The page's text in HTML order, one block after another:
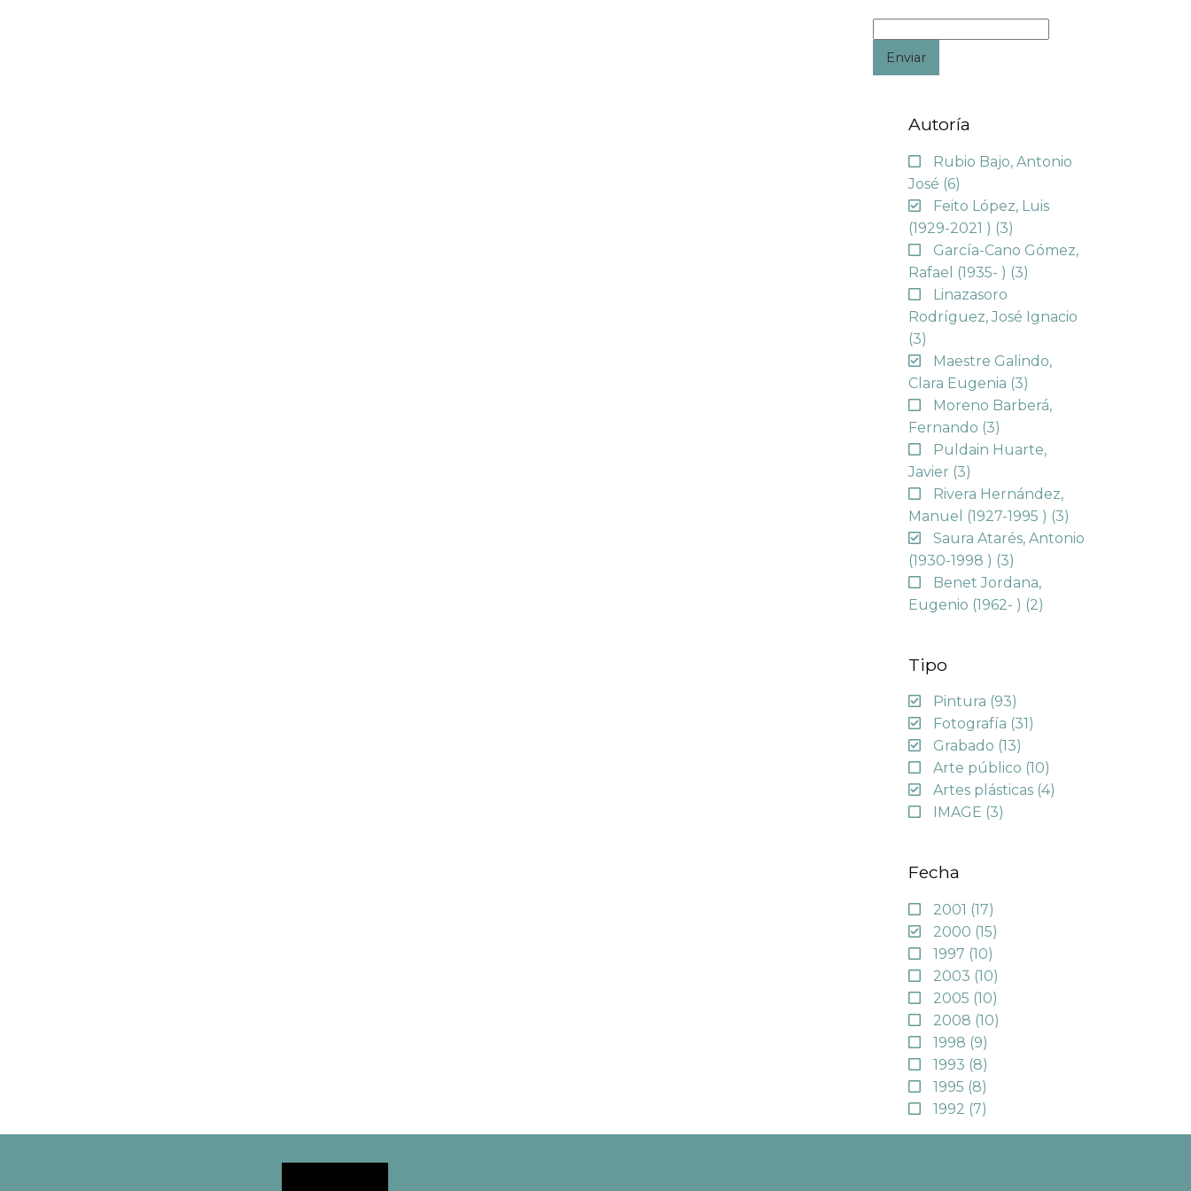
Enviar
Autoría
Rubio Bajo, Antonio
José (6)
Feito López, Luis
(1929-2021 ) (3)
García-Cano Gómez,
Rafael (1935- ) (3)
Linazasoro
Rodríguez, José Ignacio
(3)
Maestre Galindo,
Clara Eugenia (3)
Moreno Barberá,
Fernando (3)
Puldain Huarte,
Javier (3)
Rivera Hernández,
Manuel (1927-1995 ) (3)
Saura Atarés, Antonio
(1930-1998 ) (3)
Benet Jordana,
Eugenio (1962- ) (2)
Tipo
Pintura (93)
Fotografía (31)
Grabado (13)
Arte público (10)
Artes plásticas (4)
IMAGE (3)
Fecha
2001 (17)
2000 (15)
1997 (10)
2003 (10)
2005 (10)
2008 (10)
1998 (9)
1993 (8)
1995 (8)
1992 (7)